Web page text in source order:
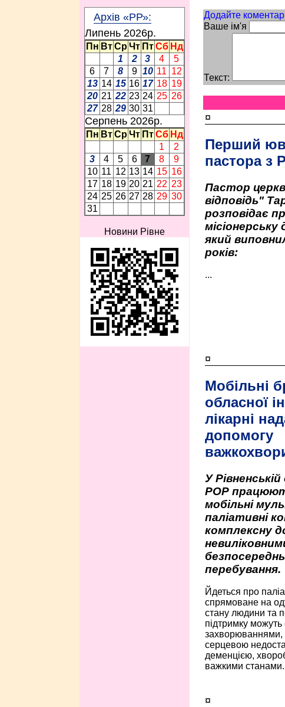
Архів «РР»:
Липень 2026p.
Пн Вт Ср Чт Пт Сб Нд
1
2 3 4
5
6
7 8 9 10 11 12
13 14 15 16 17 18 19
20 21 22 23 24 25 26
27 28 29 30 31
Серпень 2026p.
Пн Вт Ср Чт Пт Сб Нд
1
2
3
4 5 6 7 8
9
10 11 12 13 14 15 16
17 18 19 20 21 22 23
24 25 26 27 28 29 30
31
Новини Рівне
Додайте
Ваше ім'я
Текст:
¤
Перший
пастора з
Пастор
відповідь"
розповідає
місіонерську
який
років:
...
¤
Мобільні
обласної
лікарні
допомогу
У Рівненській
РОР працюють
мобільні
паліативні
комплексну
перебування.
Йдеться про
спрямоване на
стану людини та
підтримку можуть
захворюваннями,
серцевою
деменцією,
важкими
¤